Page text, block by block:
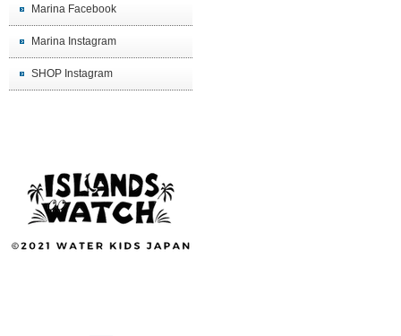
Marina Facebook
Marina Instagram
SHOP Instagram